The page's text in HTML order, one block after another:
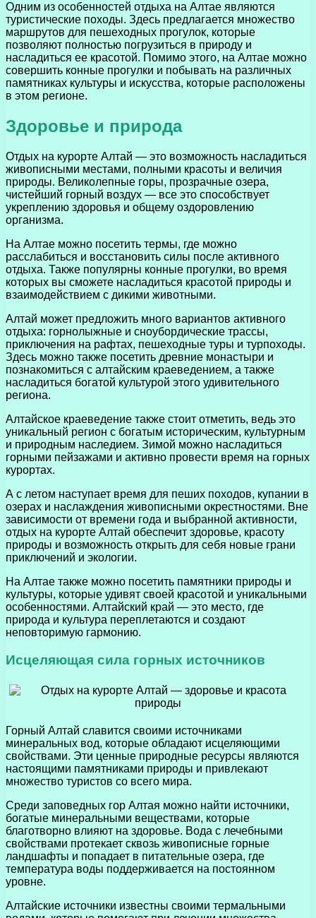
Одним из особенностей отдыха на Алтае являются
туристические походы. Здесь предлагается множество
маршрутов для пешеходных прогулок, которые
позволяют полностью погрузиться в природу и
насладиться ее красотой. Помимо этого, на Алтае можно
совершить конные прогулки и побывать на различных
памятниках культуры и искусства, которые расположены
в этом регионе.
Здоровье и природа
Отдых на курорте Алтай — это возможность насладиться
живописными местами, полными красоты и величия
природы. Великолепные горы, прозрачные озера,
чистейший горный воздух — все это способствует
укреплению здоровья и общему оздоровлению
организма.
На Алтае можно посетить термы, где можно
расслабиться и восстановить силы после активного
отдыха. Также популярны конные прогулки, во время
которых вы сможете насладиться красотой природы и
взаимодействием с дикими животными.
Алтай может предложить много вариантов активного
отдыха: горнолыжные и сноубордические трассы,
приключения на рафтах, пешеходные туры и турпоходы.
Здесь можно также посетить древние монастыри и
познакомиться с алтайским краеведением, а также
насладиться богатой культурой этого удивительного
региона.
Алтайское краеведение также стоит отметить, ведь это
уникальный регион с богатым историческим, культурным
и природным наследием. Зимой можно насладиться
горными пейзажами и активно провести время на горных
курортах.
А с летом наступает время для пеших походов, купании в
озерах и наслаждения живописными окрестностями. Вне
зависимости от времени года и выбранной активности,
отдых на курорте Алтай обеспечит здоровье, красоту
природы и возможность открыть для себя новые грани
приключений и экологии.
На Алтае также можно посетить памятники природы и
культуры, которые удивят своей красотой и уникальными
особенностями. Алтайский край — это место, где
природа и культура переплетаются и создают
неповторимую гармонию.
Исцеляющая сила горных источников
Горный Алтай славится своими источниками
минеральных вод, которые обладают исцеляющими
свойствами. Эти ценные природные ресурсы являются
настоящими памятниками природы и привлекают
множество туристов со всего мира.
Среди заповедных гор Алтая можно найти источники,
богатые минеральными веществами, которые
благотворно влияют на здоровье. Вода с лечебными
свойствами протекает сквозь живописные горные
ландшафты и попадает в питательные озера, где
температура воды поддерживается на постоянном
уровне.
Алтайские источники известны своими термальными